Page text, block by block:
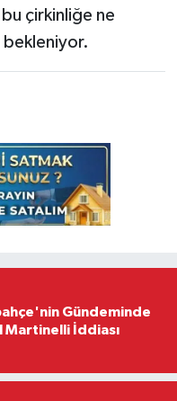
çirkinliğe ne
bekleniyor.
Gündeminde
Martinelli İddiası